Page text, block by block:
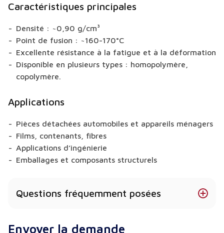
Caractéristiques principales
Densité : ~0,90 g/cm³
Point de fusion : ~160-170°C
Excellente résistance à la fatigue et à la déformation
Disponible en plusieurs types : homopolymère,
copolymère.
Applications
Pièces détachées automobiles et appareils ménagers
Films, contenants, fibres
Applications d’ingénierie
Emballages et composants structurels
Questions fréquemment posées
contact alimentaire ?
Envoyer la demande